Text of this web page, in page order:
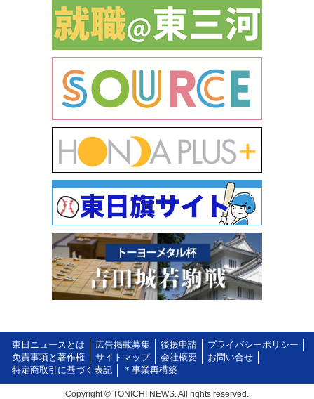
東日ニュースとは 広告掲載募集 後援申請
プライバシーポリシー
免責事項と著作権
サイトマップ 会社概要
お問い合せ
特定商取引に基づく表記
＊事業再構築
Copyright © TONICHI NEWS. All rights reserved.